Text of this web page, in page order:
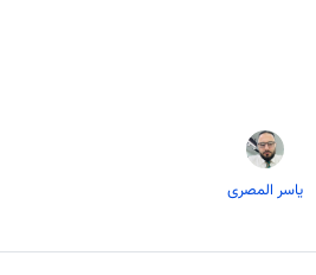
یاسر المصری